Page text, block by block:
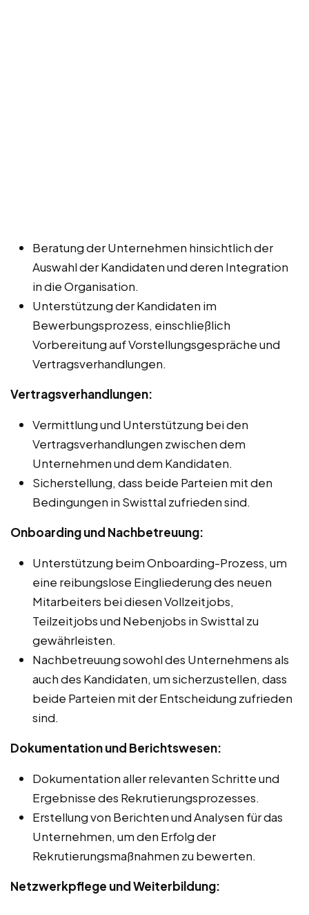
Beratung der Unternehmen hinsichtlich der
Auswahl der Kandidaten und deren Integration
in die Organisation.
Unterstützung der Kandidaten im
Bewerbungsprozess, einschließlich
Vorbereitung auf Vorstellungsgespräche und
Vertragsverhandlungen.
Vertragsverhandlungen:
Vermittlung und Unterstützung bei den
Vertragsverhandlungen zwischen dem
Unternehmen und dem Kandidaten.
Sicherstellung, dass beide Parteien mit den
Bedingungen in Swisttal zufrieden sind.
Onboarding und Nachbetreuung:
Unterstützung beim Onboarding-Prozess, um
eine reibungslose Eingliederung des neuen
Mitarbeiters bei diesen Vollzeitjobs,
Teilzeitjobs und Nebenjobs in Swisttal zu
gewährleisten.
Nachbetreuung sowohl des Unternehmens als
auch des Kandidaten, um sicherzustellen, dass
beide Parteien mit der Entscheidung zufrieden
sind.
Dokumentation und Berichtswesen:
Dokumentation aller relevanten Schritte und
Ergebnisse des Rekrutierungsprozesses.
Erstellung von Berichten und Analysen für das
Unternehmen, um den Erfolg der
Rekrutierungsmaßnahmen zu bewerten.
Netzwerkpflege und Weiterbildung: